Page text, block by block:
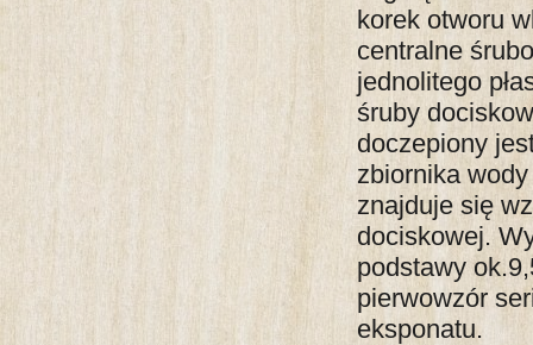
korek otworu
centralne
jednolitego
śruby
doczepiony
zbiornika
znajduje się
dociskowej.
podstawy
pierwowzór
eksponatu.